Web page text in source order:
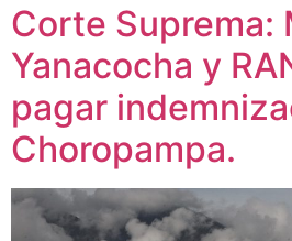
Corte Suprema:
Yanacocha y
pagar
Choropampa.